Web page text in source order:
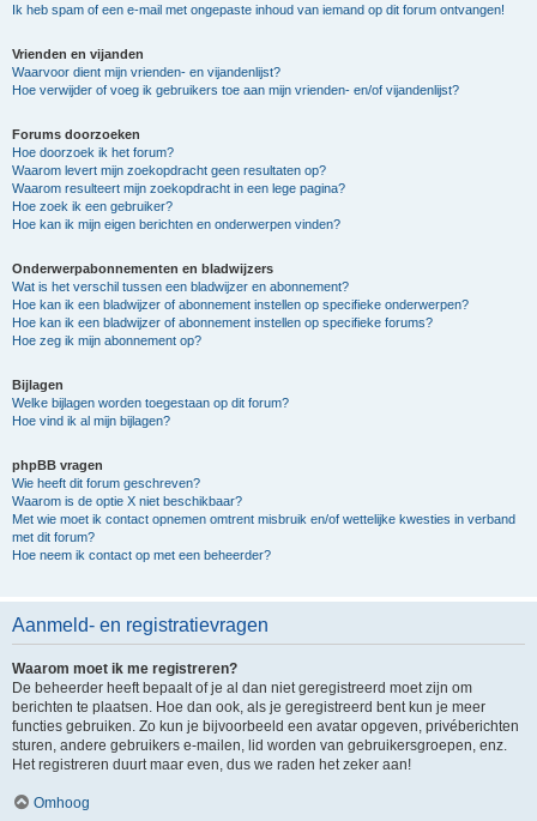
Ik heb spam of een e-mail met ongepaste inhoud van iemand op dit forum ontvangen!
Vrienden en vijanden
Waarvoor dient mijn vrienden- en vijandenlijst?
Hoe verwijder of voeg ik gebruikers toe aan mijn vrienden- en/of vijandenlijst?
Forums doorzoeken
Hoe doorzoek ik het forum?
Waarom levert mijn zoekopdracht geen resultaten op?
Waarom resulteert mijn zoekopdracht in een lege pagina?
Hoe zoek ik een gebruiker?
Hoe kan ik mijn eigen berichten en onderwerpen vinden?
Onderwerpabonnementen en bladwijzers
Wat is het verschil tussen een bladwijzer en abonnement?
Hoe kan ik een bladwijzer of abonnement instellen op specifieke onderwerpen?
Hoe kan ik een bladwijzer of abonnement instellen op specifieke forums?
Hoe zeg ik mijn abonnement op?
Bijlagen
Welke bijlagen worden toegestaan op dit forum?
Hoe vind ik al mijn bijlagen?
phpBB vragen
Wie heeft dit forum geschreven?
Waarom is de optie X niet beschikbaar?
Met wie moet ik contact opnemen omtrent misbruik en/of wettelijke kwesties in verband
met dit forum?
Hoe neem ik contact op met een beheerder?
Aanmeld- en registratievragen
Waarom moet ik me registreren?
De beheerder heeft bepaalt of je al dan niet geregistreerd moet zijn om
berichten te plaatsen. Hoe dan ook, als je geregistreerd bent kun je meer
functies gebruiken. Zo kun je bijvoorbeeld een avatar opgeven, privéberichten
sturen, andere gebruikers e-mailen, lid worden van gebruikersgroepen, enz.
Het registreren duurt maar even, dus we raden het zeker aan!
Omhoog